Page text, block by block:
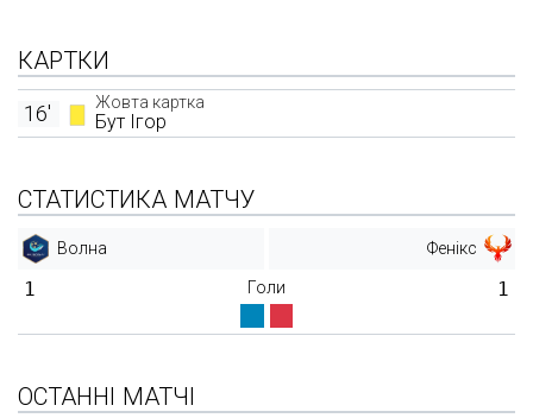
КАРТКИ
Жовта картка
Бут Ігор
16'
СТАТИСТИКА МАТЧУ
Волна Фенікс
1 Голи 1
ОСТАННІ МАТЧІ